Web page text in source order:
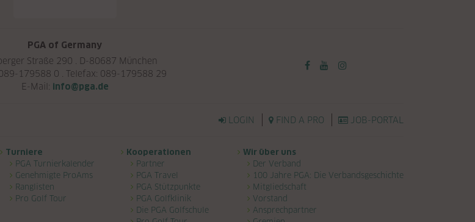
PGA of Germany
Straße 290 . D-80687 München
179588 0 . Telefax: 089-179588 29
E-Mail:
info@pga.de
LOGIN FIND A PRO JOB-PORTAL
Turniere
PGA Turnierkalender
Genehmigte ProAms
Ranglisten
Pro Golf Tour
Kooperationen
Partner
PGA Travel
PGA Stützpunkte
PGA Golfklinik
Die PGA Golfschule
Wir über uns
Der Verband
100 Jahre PGA: Die Verbandsgeschichte
Mitgliedschaft
Vorstand
Ansprechpartner